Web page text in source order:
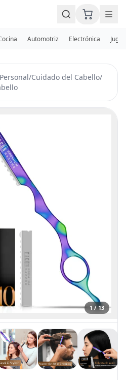
Automotriz Electrónica
/Cuidado del Cabello/
1 / 13